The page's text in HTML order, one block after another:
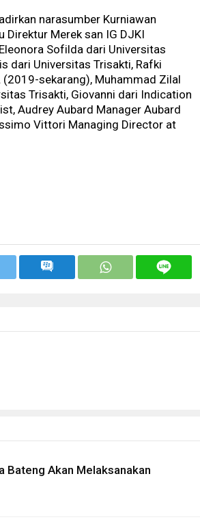
narasumber Kurniawan
Direktur Merek san IG DJKI
Sofilda dari Universitas
dari Universitas Trisakti, Rafki
(2019-sekarang), Muhammad Zilal
Trisakti, Giovanni dari Indication
Audrey Aubard Manager Aubard
Vittori Managing Director at
Bateng Akan Melaksanakan